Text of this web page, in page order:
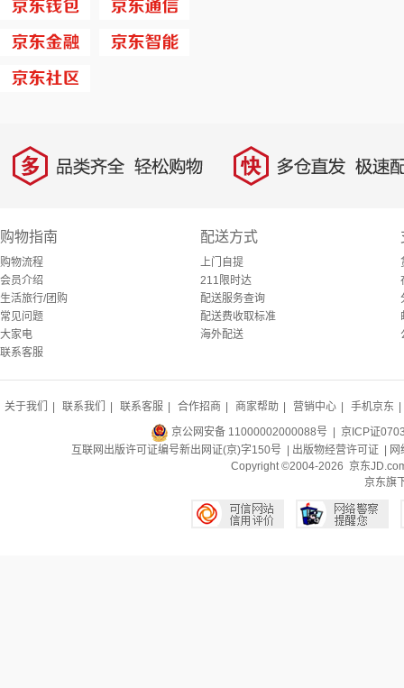
多 品类齐全，轻松购物 快 多仓直发，极速配
购物指南
购物流程
会员介绍
生活旅行/团购
常见问题
大家电
联系客服
配送方式
上门自提
211限时达
配送服务查询
配送费收取标准
海外配送
关于我们 联系我们 联系客服 合作招商 商家帮助 营销中心 手机京东
京公网安备 11000002000088号 | 京ICP证
互联网出版许可证编号新出网证(京)字150号 | 出版物经营许可证
Copyright ©2004-2026 京东
京东旗